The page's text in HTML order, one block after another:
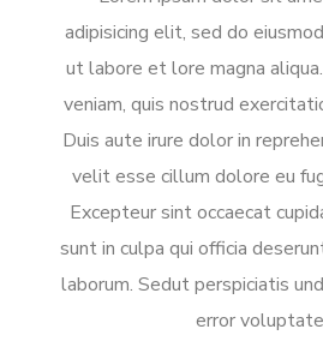
adipisicing elit, sed do
ut labore et lore magna
veniam, quis nostrud
Duis aute irure dolor in
velit esse cillum dolore eu
Excepteur sint occaecat
sunt in culpa qui officia
laborum. Sedut perspiciatis
error